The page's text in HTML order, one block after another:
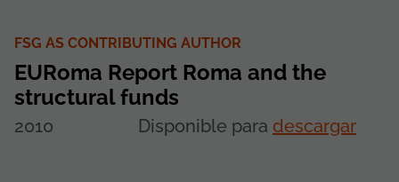
FSG AS CONTRIBUTING AUTHOR
EURoma Report Roma and the
structural funds
2010 Disponible para descargar